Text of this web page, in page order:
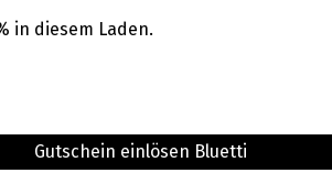
in diesem Laden.
Gutschein einlösen Bluetti